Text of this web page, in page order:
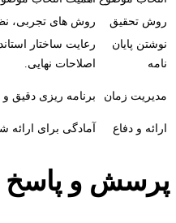
روش تحقیق
روش های تجربی،
نوشتن پایان
نامه
رعایت ساختار
اصلاحات نهایی.
مدیریت زمان برنامه ریزی دقیق
ارائه و دفاع
آمادگی برای
پرسش و پاسخ